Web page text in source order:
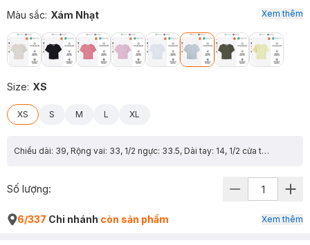
Màu sắc: Xám Nhạt
Size: XS
XS S M L XL
Chiều dài: 39, Rộng vai: 33, 1/2 ngực: 33.5, Dài tay: 14, 1/2 cửa tay: 11.55
Xem thêm
Số lượng:
6/337 Chi nhánh còn sản phẩm Xem thêm